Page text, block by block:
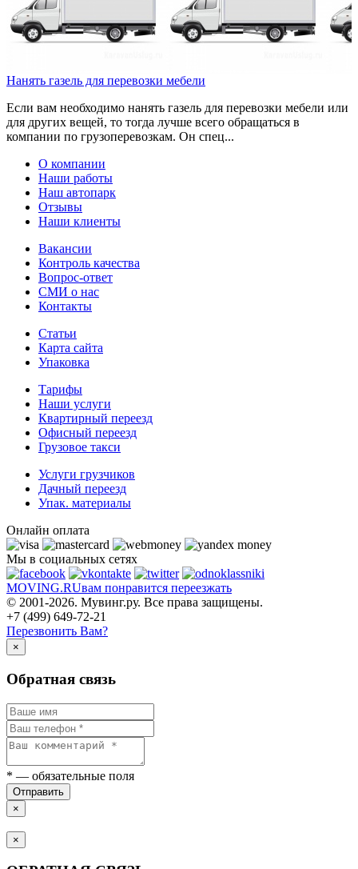
Нанять газель для перевозки мебели
Если вам необходимо нанять газель для перевозки мебели или
для других вещей, то тогда лучше всего обращаться в
компании по грузоперевозкам. Он спец...
О компании
Наши работы
Наш автопарк
Отзывы
Наши клиенты
Вакансии
Контроль качества
Вопрос-ответ
СМИ о нас
Контакты
Статьи
Карта сайта
Упаковка
Тарифы
Наши услуги
Квартирный переезд
Офисный переезд
Грузовое такси
Услуги грузчиков
Дачный переезд
Упак. материалы
Онлайн оплата
Мы в социальных сетях
MOVING.RUвам понравится переезжать
© 2001-2026. Мувинг.ру. Все права защищены.
+7 (499) 649-72-21
Перезвонить Вам?
×
Обратная связь
* — обязательные поля
Отправить
×
×